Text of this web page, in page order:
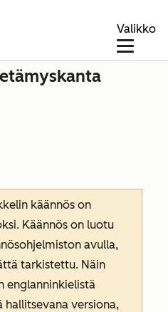
Valikko
käännös on
Käännös on luotu
avulla,
tarkistettu. Näin
englanninkielistä
versiona,